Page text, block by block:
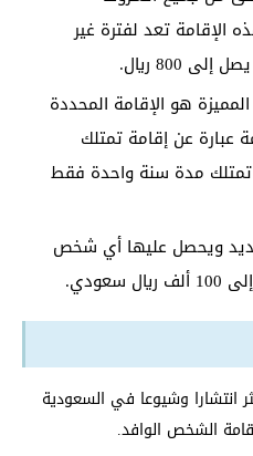
الإقامة تعد لفترة غير
800 ريال.
هو الإقامة المحددة
عبارة عن إقامة تمتلك
تمتلك مدة سنة واحدة فقط
ويحصل عليها أي شخص
انتشارا وشيوعا في السعودية
الشخص الوافد.